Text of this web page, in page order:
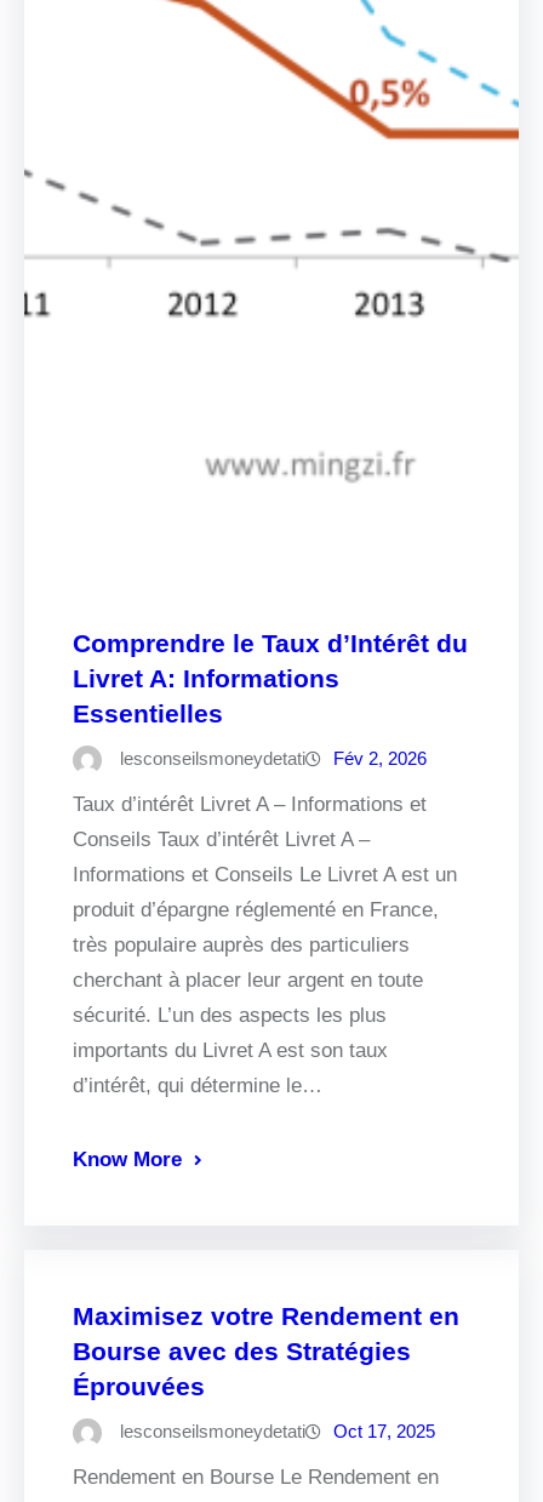
Comprendre le Taux d’Intérêt du
Livret A: Informations
Essentielles
lesconseilsmoneydetati Fév 2, 2026
Taux d’intérêt Livret A – Informations et
Conseils Taux d’intérêt Livret A –
Informations et Conseils Le Livret A est un
produit d’épargne réglementé en France,
très populaire auprès des particuliers
cherchant à placer leur argent en toute
sécurité. L’un des aspects les plus
importants du Livret A est son taux
d’intérêt, qui détermine le…
Know More
Maximisez votre Rendement en
Bourse avec des Stratégies
Éprouvées
lesconseilsmoneydetati Oct 17, 2025
Rendement en Bourse Le Rendement en